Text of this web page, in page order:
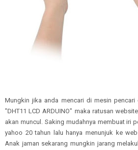
Mungkin jika anda mencari di mesin
"DHT11 LCD ARDUINO" maka ratusan
akan muncul. Saking mudahnya membuat iri
yahoo 20 tahun lalu hanya menunjuk ke
Anak jaman sekarang mungkin jarang